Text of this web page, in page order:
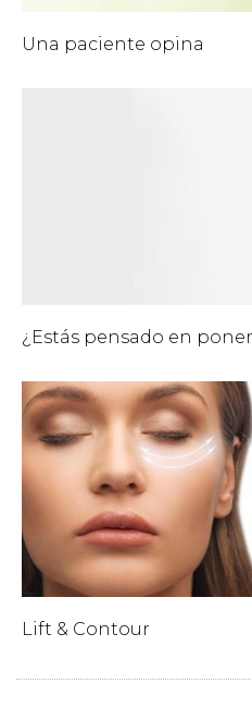
Una paciente opina
¿Estás pensado en
Lift & Contour